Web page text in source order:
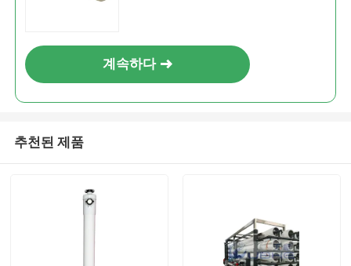
계속하다
추천된 제품